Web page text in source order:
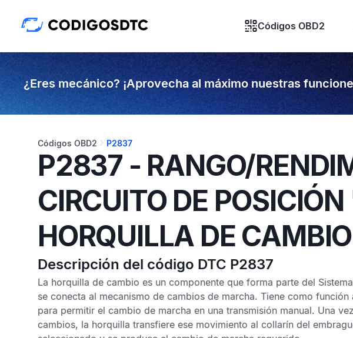
Códigos OBD2
¿Eres mecánico? ¡Aprovecha al máximo nuestras
Códigos OBD2 P2837
P2837 - RANGO/
CIRCUITO DE
HORQUILLA DE CAMBIO
Descripción del código DTC P2837
La horquilla de cambio es un componente que forma parte del
se conecta al mecanismo de cambios de marcha. Tiene como
para permitir el cambio de marcha en una transmisión manual. Una
cambios, la horquilla transfiere ese movimiento al collarín del